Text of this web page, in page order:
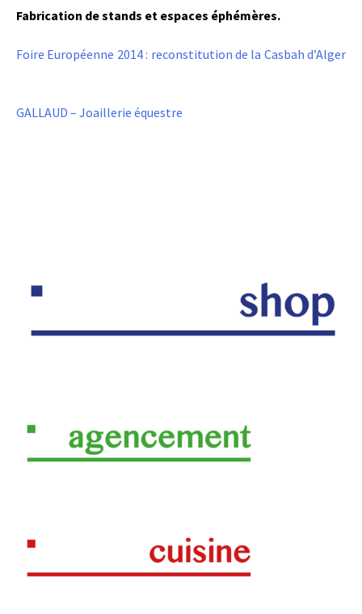
Fabrication de stands et espaces éphémères.
Foire Européenne 2014 : reconstitution de la Casbah d’Alger
GALLAUD – Joaillerie équestre